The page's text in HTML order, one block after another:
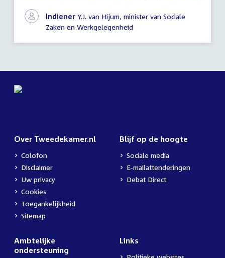
Indiener Y.J. van Hijum, minister van Sociale
Zaken en Werkgelegenheid
Over Tweedekamer.nl
Colofon
Disclaimer
Uw privacy
Cookies
Toegankelijkheid
Sitemap
Blijf op de hoogte
Sociale media
E-mailattenderingen
Debat Direct
Ambtelijke
ondersteuning
Links